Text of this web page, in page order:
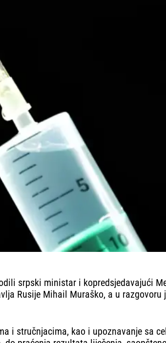
srpski ministar i kopredsjedavajući
Rusije Mihail Muraško, a u
i stručnjacima, kao i upoznavanje sa